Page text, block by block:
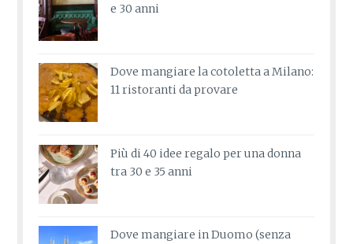
e 30 anni
Dove mangiare la cotoletta a Milano:
11 ristoranti da provare
Più di 40 idee regalo per una donna
tra 30 e 35 anni
Dove mangiare in Duomo (senza